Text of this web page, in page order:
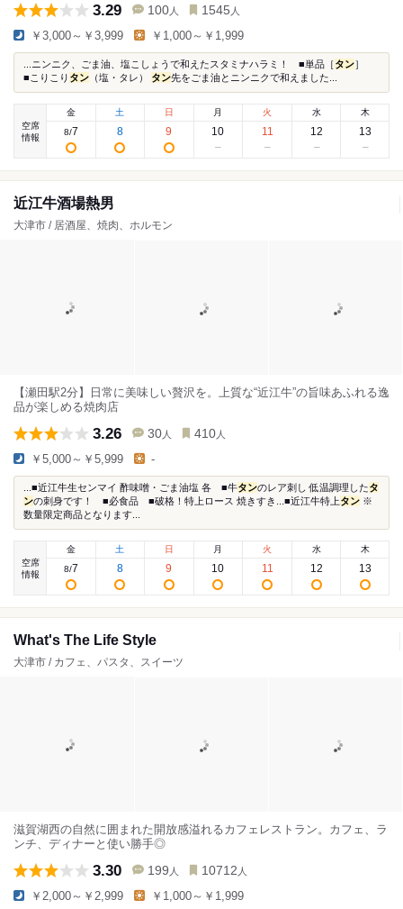
3.29 100 人 1545 人
￥3,000～￥3,999 ￥1,000～￥1,999
...ニンニク、ごま油、塩こしょうで和えたスタミナハラミ！ ■単品［タン］
■こりこり タン （塩・タレ） タン先をごま油とニンニクで和えました...
空席
情報
金
8/7
土
8
日
9
月
10
火
11
水
12
木
13
近江牛酒場熱男
大津市 / 居酒屋、焼肉、ホルモン
【瀬田駅2分】日常に美味しい贅沢を。上質な“近江牛”の旨味あふれる逸
品が楽しめる焼肉店
3.26 30 人 410 人
￥5,000～￥5,999 -
...■近江牛生センマイ 酢味噌・ごま油塩 各 ■牛タンのレア刺し 低温調理したタ
ンの刺身です！ ■必食品 ■破格！特上ロース 焼きすき...■近江牛特上タン ※
数量限定商品となります...
空席
情報
金
8/7
土
8
日
9
月
10
火
11
水
12
木
13
What's The Life Style
大津市 / カフェ、パスタ、スイーツ
滋賀湖西の自然に囲まれた開放感溢れるカフェレストラン。カフェ、ラ
ンチ、ディナーと使い勝手◎
3.30 199 人 10712 人
￥2,000～￥2,999 ￥1,000～￥1,999